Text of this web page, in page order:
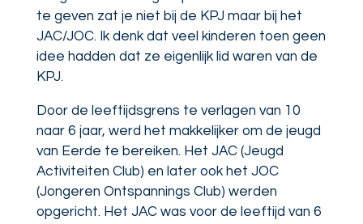
te geven zat je niet bij de KPJ maar bij het
JAC/JOC. Ik denk dat veel kinderen toen geen
idee hadden dat ze eigenlijk lid waren van de
KPJ.
Door de leeftijdsgrens te verlagen van 10
naar 6 jaar, werd het makkelijker om de jeugd
van Eerde te bereiken. Het JAC (Jeugd
Activiteiten Club) en later ook het JOC
(Jongeren Ontspannings Club) werden
opgericht. Het JAC was voor de leeftijd van 6